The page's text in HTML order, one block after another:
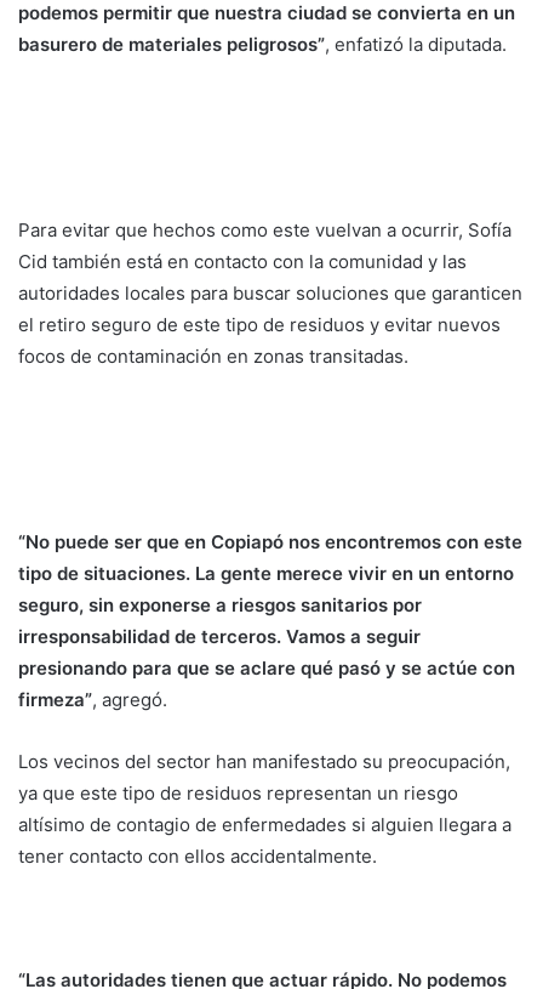
podemos permitir que nuestra ciudad se convierta en un
basurero de materiales peligrosos”, enfatizó la diputada.
Para evitar que hechos como este vuelvan a ocurrir, Sofía
Cid también está en contacto con la comunidad y las
autoridades locales para buscar soluciones que garanticen
el retiro seguro de este tipo de residuos y evitar nuevos
focos de contaminación en zonas transitadas.
“No puede ser que en Copiapó nos encontremos con este
tipo de situaciones. La gente merece vivir en un entorno
seguro, sin exponerse a riesgos sanitarios por
irresponsabilidad de terceros. Vamos a seguir
presionando para que se aclare qué pasó y se actúe con
firmeza”, agregó.
Los vecinos del sector han manifestado su preocupación,
ya que este tipo de residuos representan un riesgo
altísimo de contagio de enfermedades si alguien llegara a
tener contacto con ellos accidentalmente.
“Las autoridades tienen que actuar rápido. No podemos